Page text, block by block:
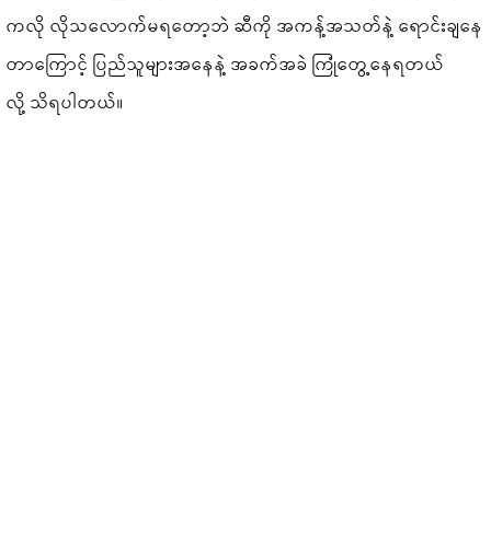
ကလို လိုသလောက်မရတော့ဘဲ ဆီကို အကန့်အသတ်နဲ့ ရောင်းချနေ
တာကြောင့် ပြည်သူများအနေနဲ့ အခက်အခဲ ကြုံတွေ့နေရတယ်
လို့ သိရပါတယ်။